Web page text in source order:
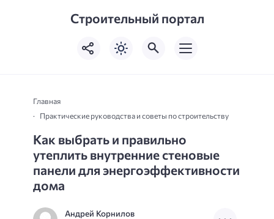
Строительный портал
Главная
Практические руководства и советы по строительству
Как выбрать и правильно
утеплить внутренние стеновые
панели для энергоэффективности
дома
Андрей Корнилов